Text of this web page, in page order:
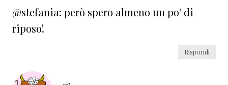
@stefania: però spero almeno un po' di
riposo!
Rispondi